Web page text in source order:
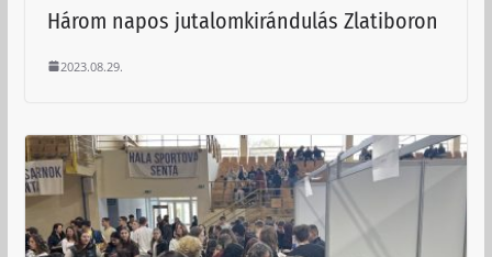
Három napos jutalomkirándulás Zlatiboron
2023.08.29.